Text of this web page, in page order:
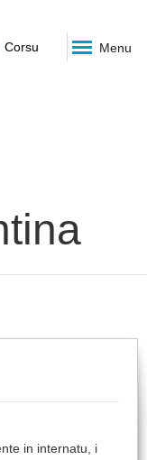
Corsu Menu
in internatu, i